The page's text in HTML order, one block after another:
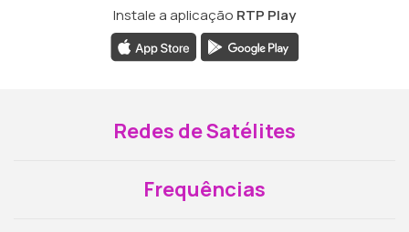
Instale a aplicação RTP Play
Redes de Satélites
Frequências